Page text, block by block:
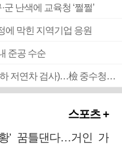
난색에 교육청 ‘쩔쩔’
막힌 지역기업 응원
준공 수순
■ 검사 신분 버리고 직급하향(10년 이하 저연차 검사)…檢 중수청행 기피
스포츠 +
황’ 꿈틀댄다…거인 가